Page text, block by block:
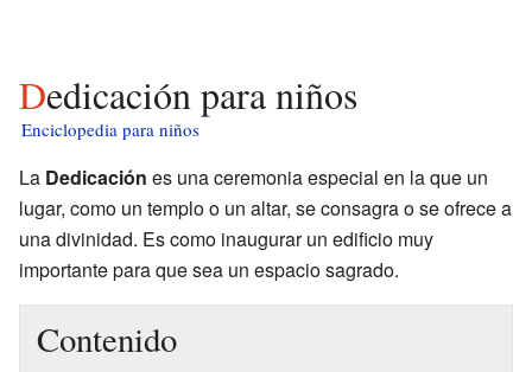
Dedicación para niños
Enciclopedia para niños
La Dedicación es una ceremonia especial en la que un
lugar, como un templo o un altar, se consagra o se ofrece a
una divinidad. Es como inaugurar un edificio muy
importante para que sea un espacio sagrado.
Contenido